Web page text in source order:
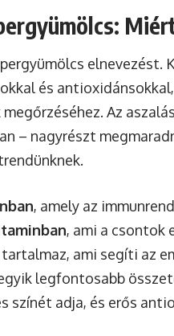
elnevezést.
és
Az
– nagyrészt
, amely az
, ami a csontok
tartalmaz, ami segíti az
legfontosabb
színét adja, és erős